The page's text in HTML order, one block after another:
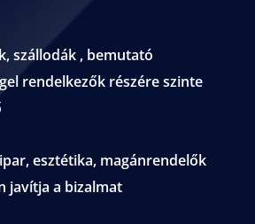
szállodák , bemutató
rendelkezők részére szinte
esztétika, magánrendelők
javítja a bizalmat